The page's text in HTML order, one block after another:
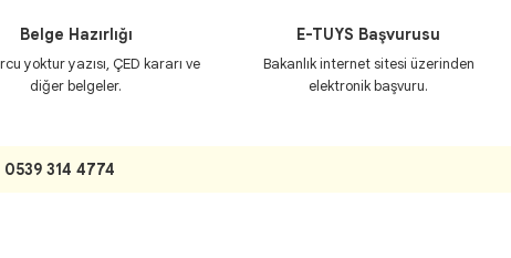
Belge Hazırlığı
yoktur yazısı, ÇED kararı ve
diğer belgeler.
E-TUYS Başvurusu
Bakanlık internet sitesi üzerinden
elektronik başvuru.
0539 314 4774